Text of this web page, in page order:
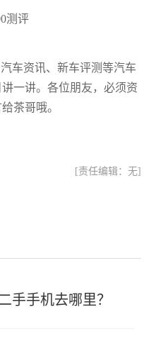
车资讯、新车评测等汽车
一讲。各位朋友，必须资
茶哥哦。
[责任编辑：无]
手手机去哪里？